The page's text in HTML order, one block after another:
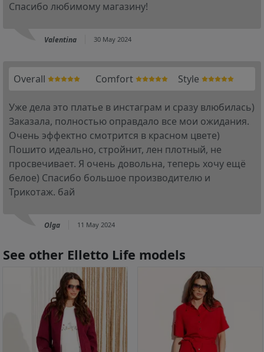
Спасибо любимому магазину!
Valentina 30 May 2024
Overall Comfort Style
Уже дела это платье в инстаграм и сразу влюбилась)
Заказала, полностью оправдало все мои ожидания.
Очень эффектно смотрится в красном цвете)
Пошито идеально, стройнит, лен плотный, не
просвечивает. Я очень довольна, теперь хочу ещё
белое) Спасибо большое производителю и
Трикотаж. бай
Olga 11 May 2024
See other Elletto Life models